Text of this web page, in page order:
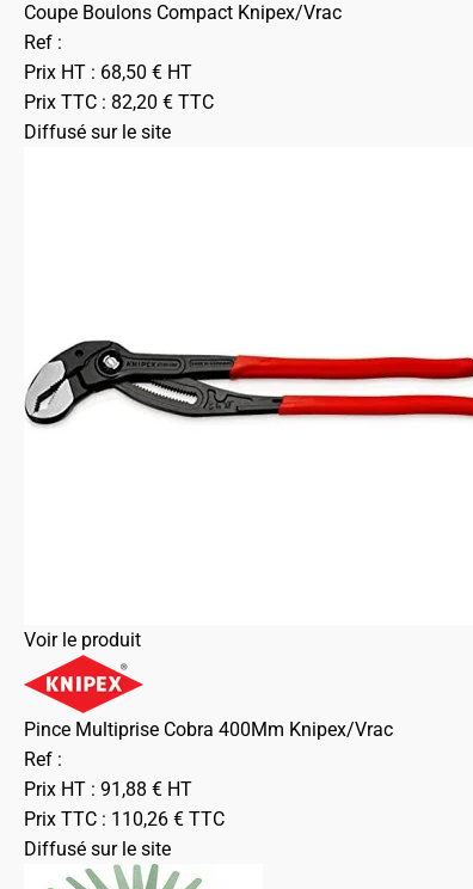
Coupe Boulons Compact Knipex/Vrac
Ref :
Prix HT : 68,50 € HT
Prix TTC : 82,20 € TTC
Diffusé sur le site
Voir le produit
Pince Multiprise Cobra 400Mm Knipex/Vrac
Ref :
Prix HT : 91,88 € HT
Prix TTC : 110,26 € TTC
Diffusé sur le site